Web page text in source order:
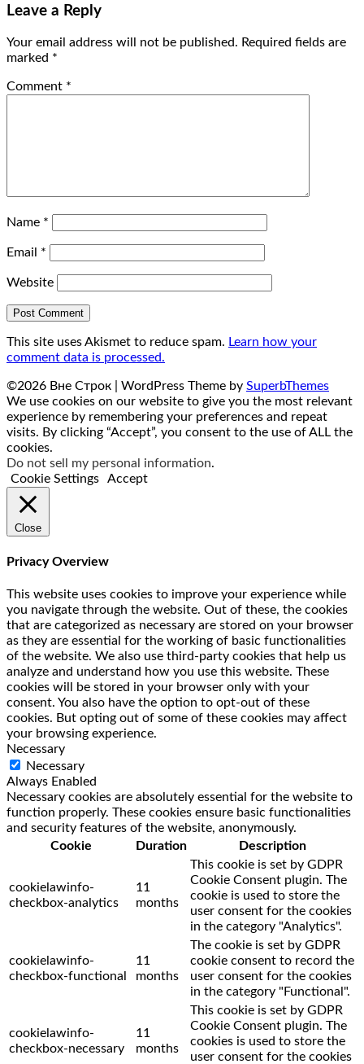
Leave a Reply
Your email address will not be published. Required fields are
marked *
Comment *
Name *
Email *
Website
This site uses Akismet to reduce spam. Learn how your
comment data is processed.
©2026 Вне Строк | WordPress Theme by SuperbThemes
We use cookies on our website to give you the most relevant
experience by remembering your preferences and repeat
visits. By clicking “Accept”, you consent to the use of ALL the
cookies.
Do not sell my personal information.
Cookie Settings
Accept
Close
Privacy Overview
This website uses cookies to improve your experience while
you navigate through the website. Out of these, the cookies
that are categorized as necessary are stored on your browser
as they are essential for the working of basic functionalities
of the website. We also use third-party cookies that help us
analyze and understand how you use this website. These
cookies will be stored in your browser only with your
consent. You also have the option to opt-out of these
cookies. But opting out of some of these cookies may affect
your browsing experience.
Necessary
Necessary
Always Enabled
Necessary cookies are absolutely essential for the website to
function properly. These cookies ensure basic functionalities
and security features of the website, anonymously.
Cookie
Duration Description
cookielawinfo-
checkbox-analytics
11
months
This cookie is set by GDPR
Cookie Consent plugin. The
cookie is used to store the
user consent for the cookies
in the category "Analytics".
cookielawinfo-
checkbox-functional
11
months
The cookie is set by GDPR
cookie consent to record the
user consent for the cookies
in the category "Functional".
cookielawinfo-
checkbox-necessary
11
months
This cookie is set by GDPR
Cookie Consent plugin. The
cookies is used to store the
user consent for the cookies